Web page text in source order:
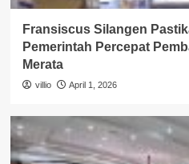
Fransiscus Silangen
Pemerintah Percepat
Merata
villio April 1, 2026